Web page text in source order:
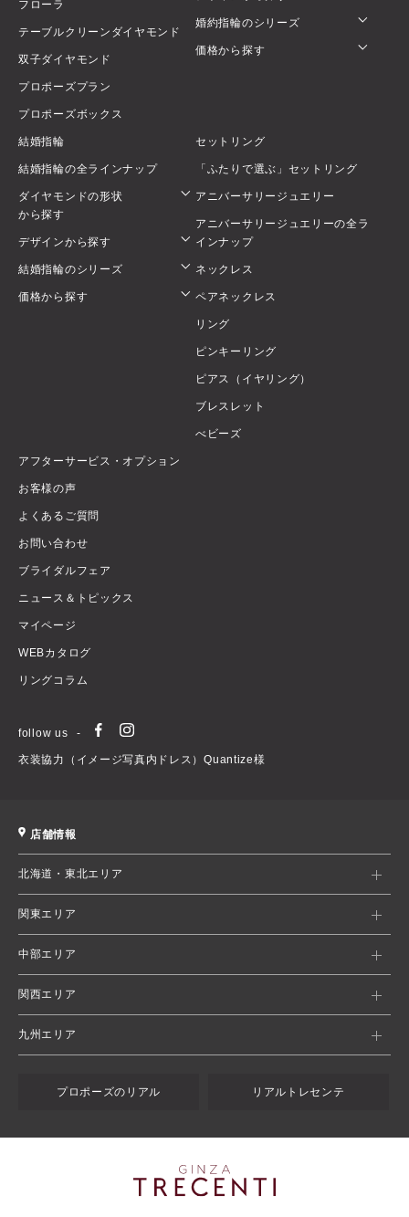
フローラ
テーブルクリーンダイヤモンド
双子ダイヤモンド
プロポーズプラン
プロポーズボックス
婚約指輪のシリーズ
価格から探す
結婚指輪
結婚指輪の全ラインナップ
ダイヤモンドの形状
から探す
デザインから探す
結婚指輪のシリーズ
価格から探す
セットリング
「ふたりで選ぶ」セットリング
アニバーサリージュエリー
アニバーサリージュエリーの全ラ
インナップ
ネックレス
ペアネックレス
リング
ピンキーリング
ピアス（イヤリング）
ブレスレット
べビーズ
アフターサービス・オプション
お客様の声
よくあるご質問
お問い合わせ
ブライダルフェア
ニュース＆トピックス
マイページ
WEBカタログ
リングコラム
follow us
衣装協力（イメージ写真内ドレス）Quantize様
店舗情報
北海道・東北エリア
関東エリア
中部エリア
関西エリア
九州エリア
プロポーズのリアル リアルトレセンテ